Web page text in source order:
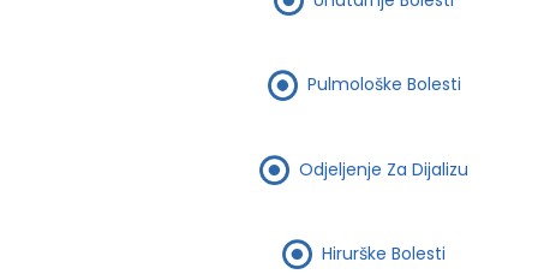
Pulmološke Bolesti
Odjeljenje Za Dijalizu
Hirurške Bolesti